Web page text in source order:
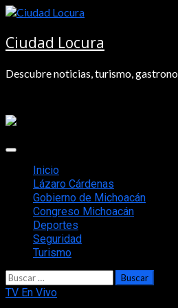
Saltar
contenido
Ciudad Locura
Descubre noticias, turismo,
Menú
principalInicio
Lázaro Cárdenas
Gobierno de Michoacán
Congreso Michoacán
Deportes
Seguridad
Turismo
Buscar:
TV En Vivo